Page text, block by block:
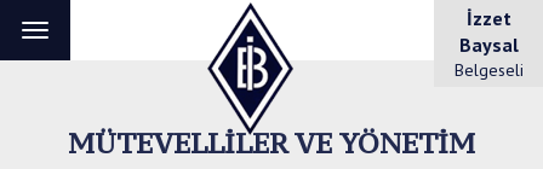
Toggle
navigation
İzzet
Baysal
Belgeseli
MÜTEVELLILER VE YÖNETIM